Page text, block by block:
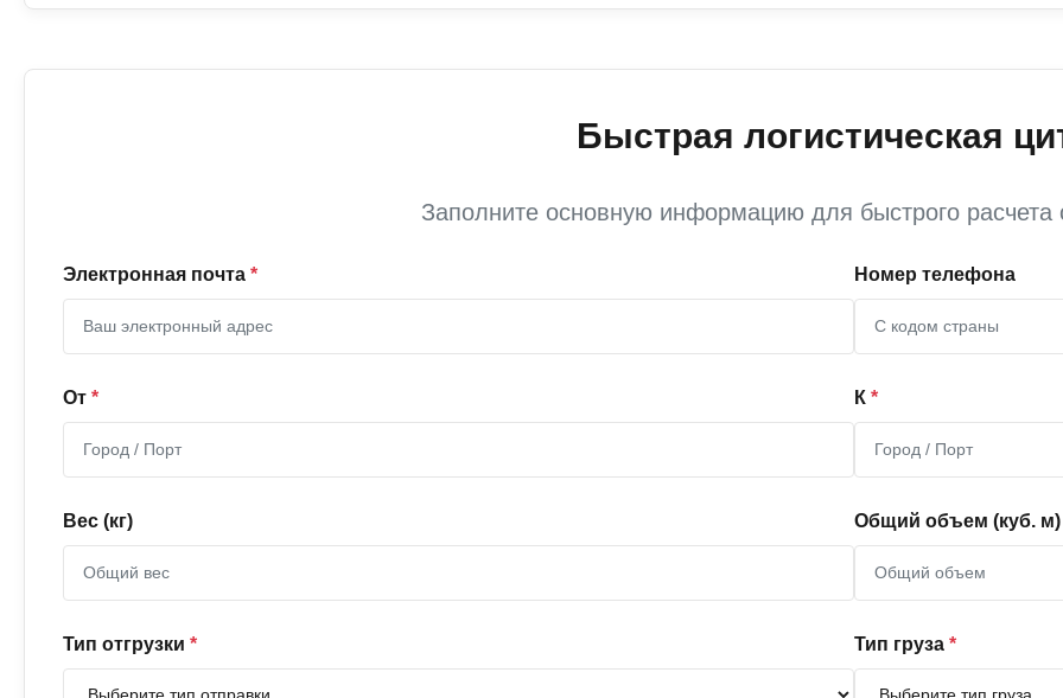
Быстрая логистическая
Заполните основную информацию для быстрого расчета
Электронная почта * Номер телефона
От * К *
Вес (кг) Общий объем (куб. м)
Тип отгрузки * Тип груза *